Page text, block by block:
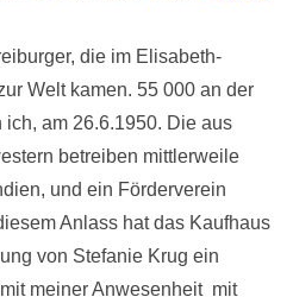
die im Elisabeth-
Welt kamen. 55 000 an der
am 26.6.1950. Die aus
betreiben mittlerweile
und ein Förderverein
Anlass hat das Kaufhaus
von Stefanie Krug ein
meiner Anwesenheit mit